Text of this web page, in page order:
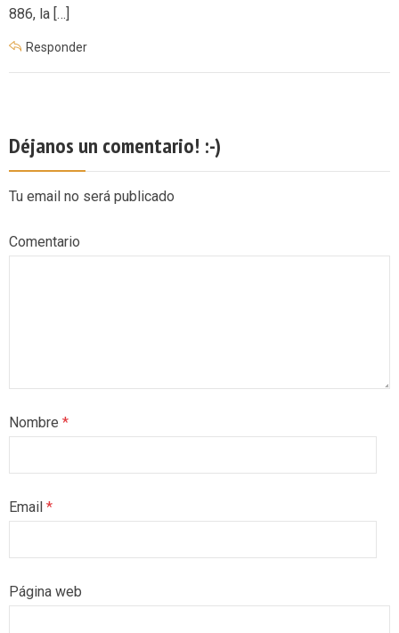
886, la […]
Responder
Déjanos un comentario! :-)
Tu email no será publicado
Comentario
Nombre *
Email *
Página web